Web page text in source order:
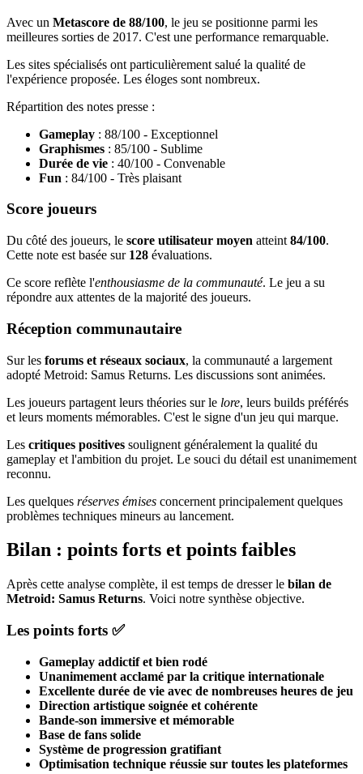
Avec un Metascore de 88/100, le jeu se positionne parmi les
meilleures sorties de 2017. C'est une performance remarquable.
Les sites spécialisés ont particulièrement salué la qualité de
l'expérience proposée. Les éloges sont nombreux.
Répartition des notes presse :
Gameplay : 88/100 - Exceptionnel
Graphismes : 85/100 - Sublime
Durée de vie : 40/100 - Convenable
Fun : 84/100 - Très plaisant
Score joueurs
Du côté des joueurs, le score utilisateur moyen atteint 84/100.
Cette note est basée sur 128 évaluations.
Ce score reflète l'enthousiasme de la communauté. Le jeu a su
répondre aux attentes de la majorité des joueurs.
Réception communautaire
Sur les forums et réseaux sociaux, la communauté a largement
adopté Metroid: Samus Returns. Les discussions sont animées.
Les joueurs partagent leurs théories sur le lore, leurs builds préférés
et leurs moments mémorables. C'est le signe d'un jeu qui marque.
Les critiques positives soulignent généralement la qualité du
gameplay et l'ambition du projet. Le souci du détail est unanimement
reconnu.
Les quelques réserves émises concernent principalement quelques
problèmes techniques mineurs au lancement.
Bilan : points forts et points faibles
Après cette analyse complète, il est temps de dresser le bilan de
Metroid: Samus Returns. Voici notre synthèse objective.
Les points forts ✅
Gameplay addictif et bien rodé
Unanimement acclamé par la critique internationale
Excellente durée de vie avec de nombreuses heures de jeu
Direction artistique soignée et cohérente
Bande-son immersive et mémorable
Base de fans solide
Système de progression gratifiant
Optimisation technique réussie sur toutes les plateformes